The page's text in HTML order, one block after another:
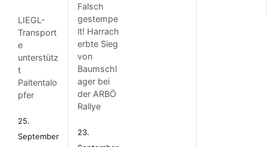
LIEGL-
Transport
e
unterstütz
t
Paltentalo
pfer
25.
September
Falsch
gestempe
lt! Harrach
erbte Sieg
von
Baumschl
ager bei
der ARBÖ
Rallye
23.